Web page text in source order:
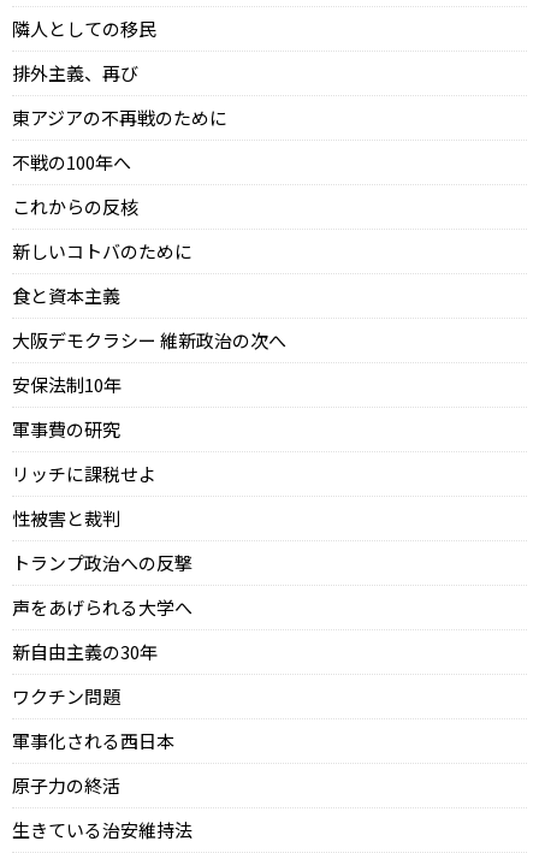
隣人としての移民
排外主義、再び
東アジアの不再戦のために
不戦の100年へ
これからの反核
新しいコトバのために
食と資本主義
大阪デモクラシー 維新政治の次へ
安保法制10年
軍事費の研究
リッチに課税せよ
性被害と裁判
トランプ政治への反撃
声をあげられる大学へ
新自由主義の30年
ワクチン問題
軍事化される西日本
原子力の終活
生きている治安維持法